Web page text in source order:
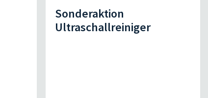
Sonderaktion
Ultraschallreiniger